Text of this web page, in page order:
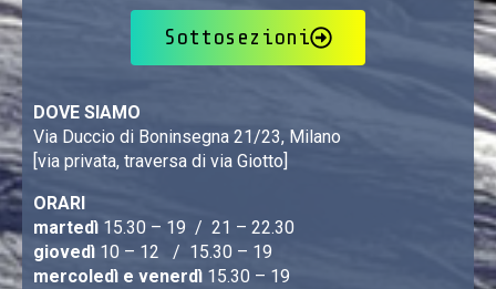
Sottosezioni
DOVE SIAMO
Via Duccio di Boninsegna 21/23, Milano
[via privata, traversa di via Giotto]
ORARI
martedì 15.30 – 19 / 21 – 22.30
giovedì 10 – 12 / 15.30 – 19
mercoledì e venerdì 15.30 – 19